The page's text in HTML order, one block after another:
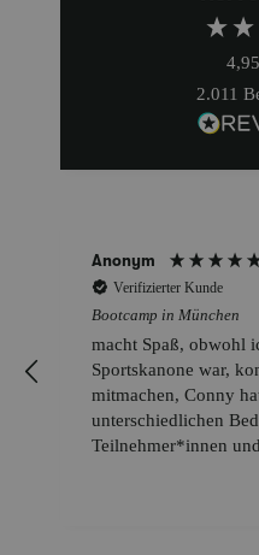
4,95
2.011
Anonym
Verifizierter Kunde
Bootcamp in München
Trainingskonzept in
einem Lächeln